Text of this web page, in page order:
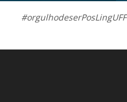
#orgulhodeserPosLingUFF